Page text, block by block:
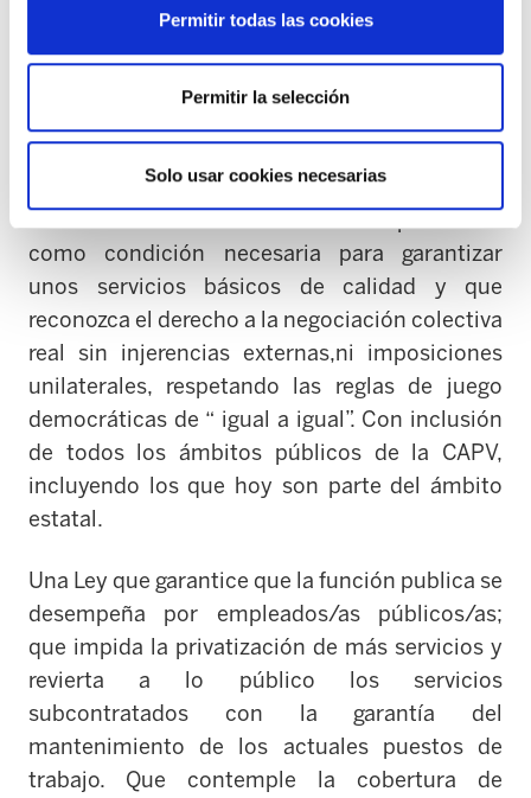
Permitir todas las cookies
Permitir la selección
Solo usar cookies necesarias
Por tanto, este borrador continua en la
dirección opuesta a la ley que ELA defiende,
apueste por una administración
social al servicio de la ciudadanía. Una ley que
garantice unas condiciones de trabajo dignas,
como condición necesaria para garantizar
unos servicios básicos de calidad y que
reconozca el derecho a la negociación colectiva
real sin injerencias externas,ni imposiciones
unilaterales, respetando las reglas de juego
democráticas de “ igual a igual”. Con inclusión
de todos los ámbitos públicos de la CAPV,
incluyendo los que hoy son parte del ámbito
estatal.
Una Ley que garantice que la función publica se
desempeña por empleados/as públicos/as;
que impida la privatización de más servicios y
revierta a lo público los servicios
subcontratados con la garantía del
mantenimiento de los actuales puestos de
trabajo. Que contemple la cobertura de